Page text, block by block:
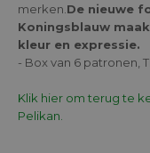
merken. De nieuwe
Koningsblauw
kleur en expressie.
- Box van 6 patronen,
Klik hier om terug te
Pelikan.